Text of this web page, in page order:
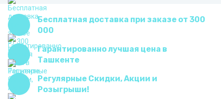
Бесплатная доставка при заказе от 300
000
Гарантированно лучшая цена в
Ташкенте
Регулярные Скидки, Акции и
Розыгрыши!